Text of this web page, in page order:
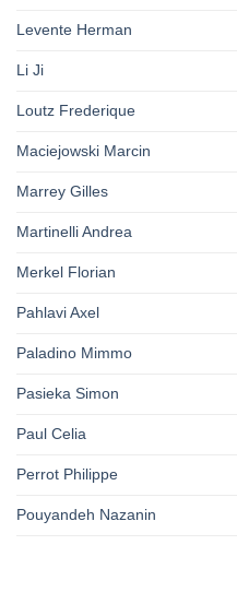
Levente Herman
Li Ji
Loutz Frederique
Maciejowski Marcin
Marrey Gilles
Martinelli Andrea
Merkel Florian
Pahlavi Axel
Paladino Mimmo
Pasieka Simon
Paul Celia
Perrot Philippe
Pouyandeh Nazanin